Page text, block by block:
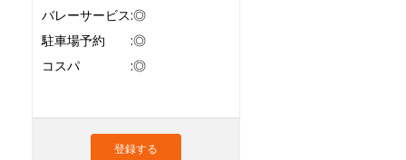
バレーサービス:◎
駐車場予約 :◎
コスパ :◎
登録する